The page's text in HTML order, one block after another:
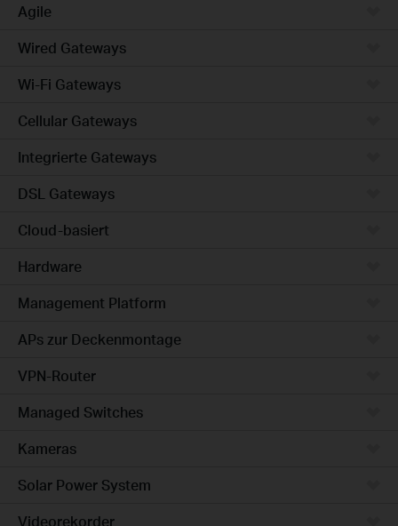
Agile
Wired Gateways
Wi-Fi Gateways
Cellular Gateways
Integrierte Gateways
DSL Gateways
Cloud-basiert
Hardware
Management Platform
APs zur Deckenmontage
VPN-Router
Managed Switches
Kameras
Solar Power System
Videorekorder